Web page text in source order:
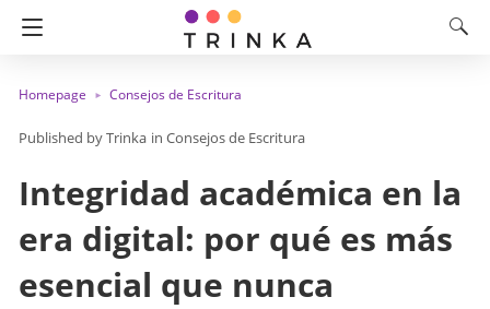
Homepage Consejos de Escritura
Trinka in Consejos de Escritura
Integridad académica en la
era digital: por qué es más
esencial que nunca